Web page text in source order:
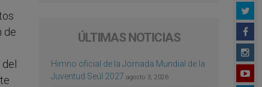
de
ÚLTIMAS NOTICIAS
Himno oficial de la Jornada Mundial de la
Juventud Seúl 2027 agosto 3, 2026